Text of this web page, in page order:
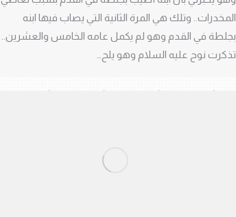
المخدرات.. وتلك هي المرة الثانية التي يصاب فيها ابنه
بجلطة في القدم وهو لم يكمل عامه الخامس والعشرين..
تذكرت نوح عليه السلام وهو يلح…